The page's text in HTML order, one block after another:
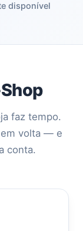
disponível
faz tempo.
volta — e
conta.